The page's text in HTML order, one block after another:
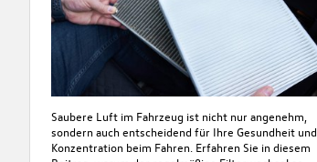
Saubere Luft im Fahrzeug ist nicht nur angenehm,
sondern auch entscheidend für Ihre Gesundheit und
Konzentration beim Fahren. Erfahren Sie in diesem